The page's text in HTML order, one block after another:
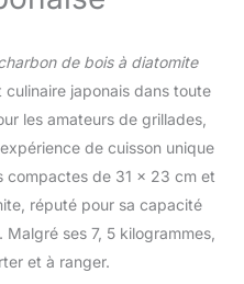
Compact et
puissant – Grâce à
sa forme
s’utilise
parfaitement
comme grill de
table. Conserve la
des heures avec
de bois à diatomite
culinaire japonais dans toute
les amateurs de grillades,
de cuisson unique
compactes de 31 x 23 cm et
réputé pour sa capacité
ses 7, 5 kilogrammes,
et à ranger.